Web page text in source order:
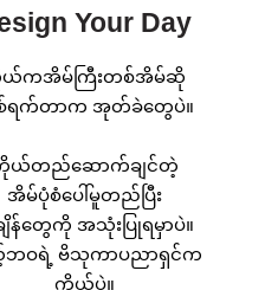
Your Day
ကအိမ်ကြီးတစ်အိမ်ဆို
ရက်တာက အုတ်ခဲတွေပဲ။
ယ်တည်ဆောက်ချင်တဲ့
အိမ်ပုံစံပေါ်မူတည်ပြီး
န်တွေကို အသုံးပြုရမှာပဲ။
ဝရဲ့ ဗိသုကာပညာရှင်က
ကိုယ်ပဲ။